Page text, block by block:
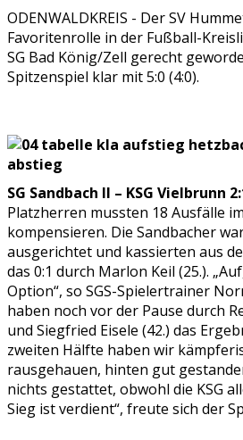
ODENWALDKREIS - Der SV
Favoritenrolle in der Fußball-
SG Bad König/Zell gerecht
Spitzenspiel klar mit 5:0 (4:0).
SG Sandbach II – KSG Vielbrunn
Platzherren mussten 18 Ausfälle
kompensieren. Die Sandbacher
ausgerichtet und kassierten aus
das 0:1 durch Marlon Keil (25.).
Option“, so SGS-Spielertrainer
haben noch vor der Pause durch
und Siegfried Eisele (42.) das
zweiten Hälfte haben wir
rausgehauen, hinten gut
nichts gestattet, obwohl die KSG
Sieg ist verdient“, freute sich der